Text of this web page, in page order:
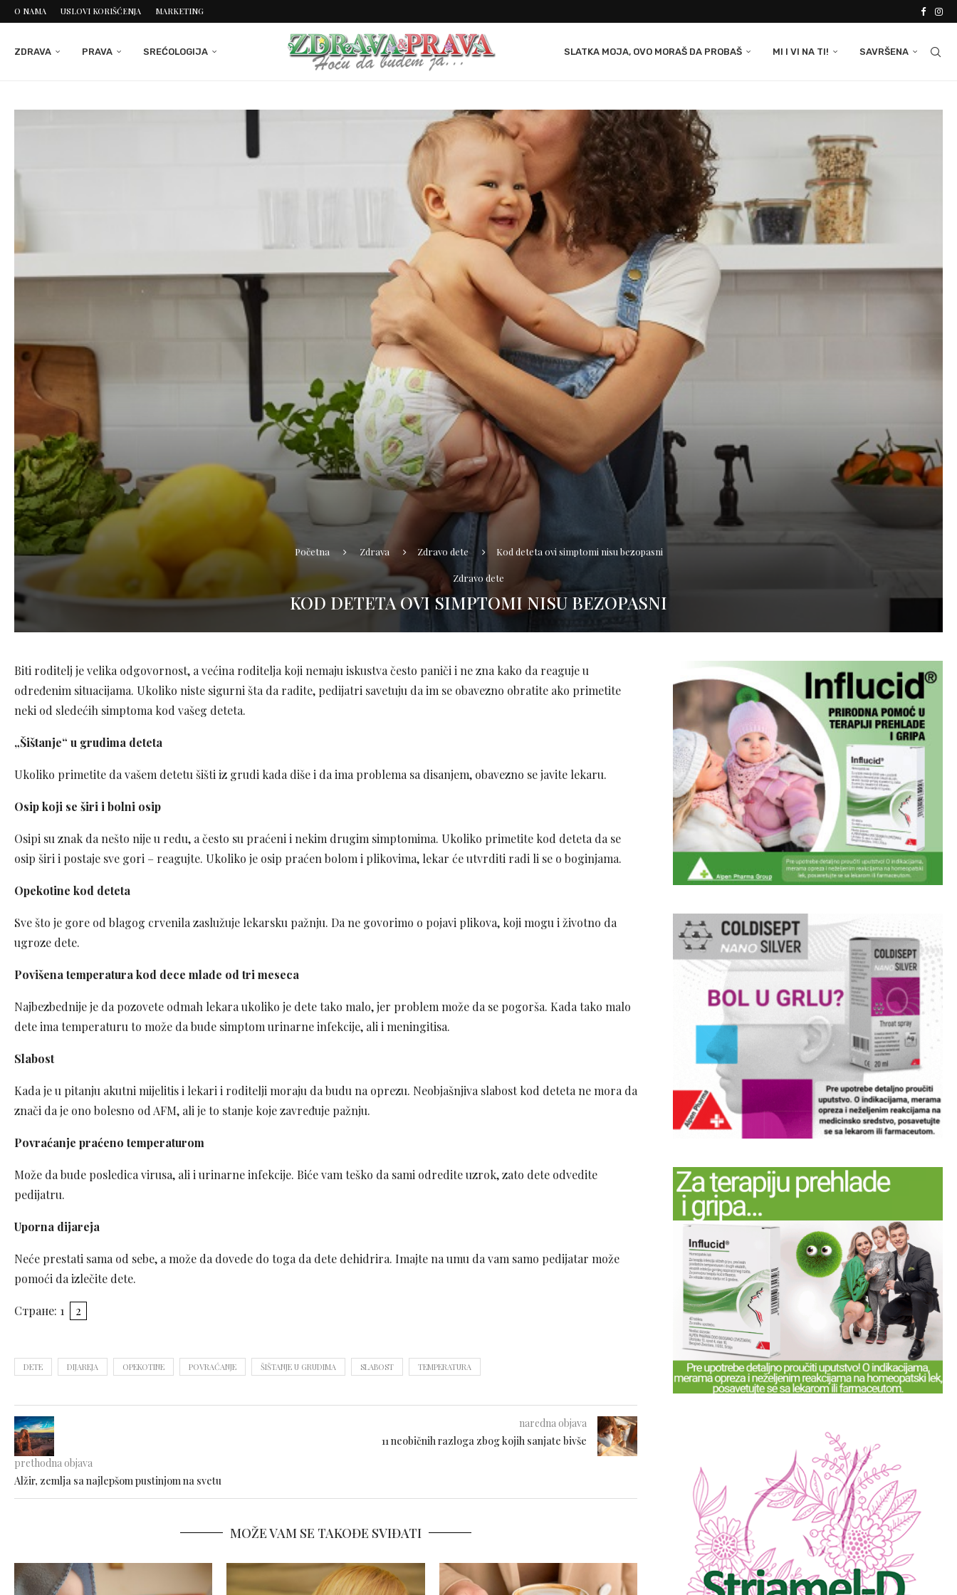
O NAMA USLOVI KORIŠĆENJA MARKETING
ZDRAVA PRAVA SREĆOLOGIJA SLATKA MOJA, OVO MORAŠ DA PROBAŠ MI I VI NA TI! SAVRŠENA
Početna Zdrava Zdravo dete Kod deteta ovi simptomi nisu bezopasni
Zdravo dete
KOD DETETA OVI SIMPTOMI NISU BEZOPASNI
Biti roditelj je velika odgovornost, a većina roditelja koji nemaju iskustva često paniči i ne zna kako da reaguje u
određenim situacijama. Ukoliko niste sigurni šta da radite, pedijatri savetuju da im se obavezno obratite ako primetite
neki od sledećih simptoma kod vašeg deteta.
„Šištanje“ u grudima deteta
Ukoliko primetite da vašem detetu šišti iz grudi kada diše i da ima problema sa disanjem, obavezno se javite lekaru.
Osip koji se širi i bolni osip
Osipi su znak da nešto nije u redu, a često su praćeni i nekim drugim simptomima. Ukoliko primetite kod deteta da se
osip širi i postaje sve gori – reagujte. Ukoliko je osip praćen bolom i plikovima, lekar će utvrditi radi li se o boginjama.
Opekotine kod deteta
Sve što je gore od blagog crvenila zaslužuje lekarsku pažnju. Da ne govorimo o pojavi plikova, koji mogu i životno da
ugroze dete.
Povišena temperatura kod dece mlađe od tri meseca
Najbezbednije je da pozovete odmah lekara ukoliko je dete tako malo, jer problem može da se pogorša. Kada tako malo
dete ima temperaturu to može da bude simptom urinarne infekcije, ali i meningitisa.
Slabost
Kada je u pitanju akutni mijelitis i lekari i roditelji moraju da budu na oprezu. Neobjašnjiva slabost kod deteta ne mora da
znači da je ono bolesno od AFM, ali je to stanje koje zavređuje pažnju.
Povraćanje praćeno temperaturom
Može da bude posledica virusa, ali i urinarne infekcije. Biće vam teško da sami odredite uzrok, zato dete odvedite
pedijatru.
Uporna dijareja
Neće prestati sama od sebe, a može da dovede do toga da dete dehidrira. Imajte na umu da vam samo pedijatar može
pomoći da izlečite dete.
Стране: 1 2
DETE DIJAREJA OPEKOTINE POVRAĆANJE ŠIŠTANJE U GRUDIMA SLABOST TEMPERATURA
prethodna objava
Alžir, zemlja sa najlepšom pustinjom na svetu
naredna objava
11 neobičnih razloga zbog kojih sanjate bivše
MOŽE VAM SE TAKOĐE SVIĐATI